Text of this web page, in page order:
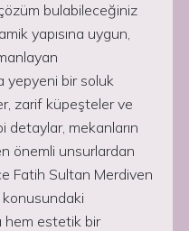
bulabileceğiniz
yapısına uygun,
yepyeni bir soluk
zarif küpeşteler ve
detaylar, mekanların
önemli unsurlardan
Fatih Sultan Merdiven
konusundaki
hem estetik bir